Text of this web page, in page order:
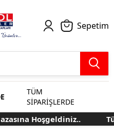
Sepetim
TÜM
SİPARİŞLERDE
Hoşgeldiniz..